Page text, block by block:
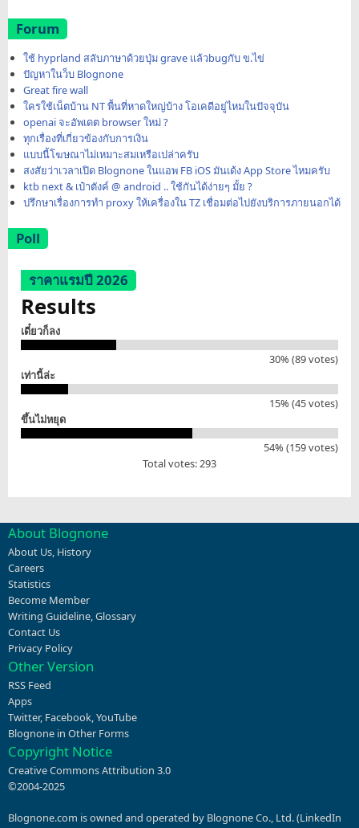
Forum
ใช้ hyprland สลับภาษาด้วยปุ่ม grave แล้วbugกับ ข.ไข่
ปัญหาในว็บ Blognone
Great fire wall
ใครใช้เน็ตบ้าน NT พื้นที่หาดใหญ่บ้าง โอเคดีอยู่ไหมในปัจจุบัน
openai จะอัพเดต browser ใหม่ ?
ทุกเรื่องที่เกี่ยวข้องกับการเงิน
แบบนี้โฆษณาไม่เหมาะสมเหรือเปล่าครับ
สงสัยว่าเวลาเปิด Blognone ในแอพ FB iOS มันเด้ง App Store ไหมครับ
ktb next & เป๋าตังค์ @ android .. ใช้กันได้ง่ายๆ มั้ย ?
ปรึกษาเรื่องการทำ proxy ให้เครื่องใน TZ เชื่อมต่อไปยังบริการภายนอกได้
Poll
ราคาแรมปี 2026
Results
เดี๋ยวก็ลง
30% (89 votes)
เท่านี้ล่ะ
15% (45 votes)
ขึ้นไม่หยุด
54% (159 votes)
Total votes: 293
About Blognone
About Us, History
Careers
Statistics
Become Member
Writing Guideline,Glossary
Contact Us
Privacy Policy
Other Version
RSS Feed
Apps
Twitter, Facebook,YouTube
Blognone in Other Forms
Copyright Notice
Creative Commons Attribution 3.0
©2004-2025
Blognone.com is owned and operated by Blognone Co., Ltd. (LinkedIn